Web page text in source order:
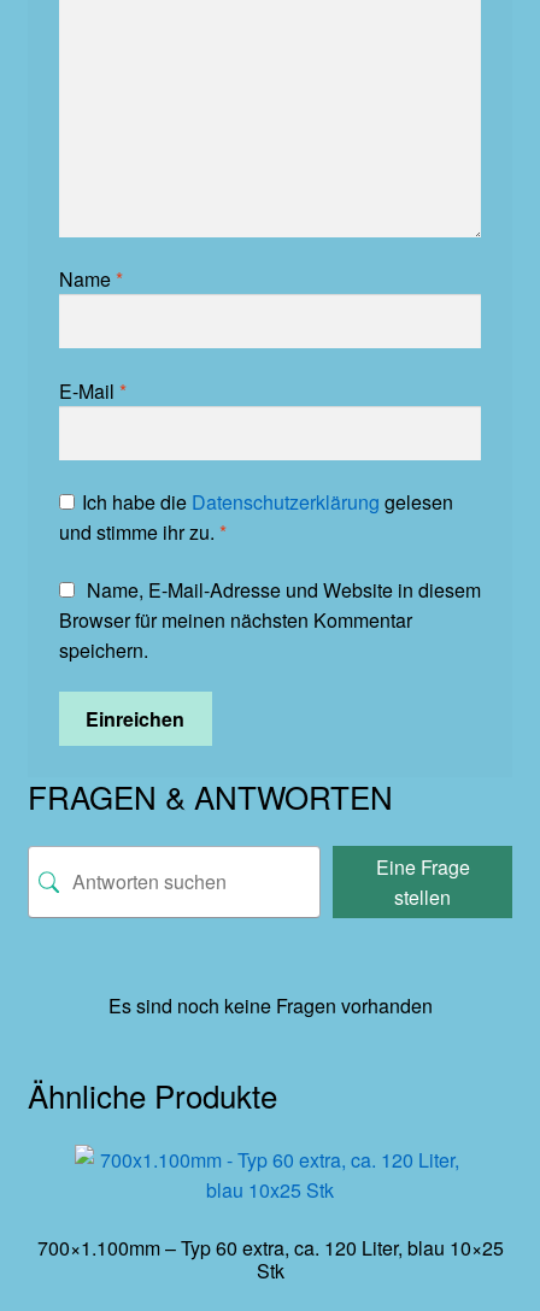
Name *
E-Mail *
Ich habe die Datenschutzerklärung gelesen
und stimme ihr zu. *
Name, E-Mail-Adresse und Website in diesem
Browser für meinen nächsten Kommentar
speichern.
FRAGEN & ANTWORTEN
Eine Frage
stellen
Es sind noch keine Fragen vorhanden
Ähnliche Produkte
700×1.100mm – Typ 60 extra, ca. 120 Liter, blau 10×25
Stk